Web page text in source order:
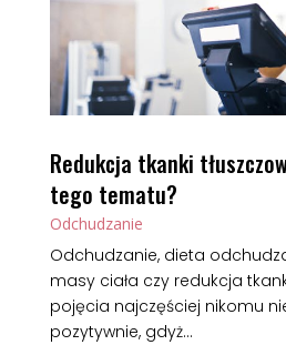
Redukcja tkanki
tego tematu?
Odchudzanie
Odchudzanie, dieta
masy ciała czy redukcja
pojęcia najczęściej nikomu
pozytywnie, gdyż...